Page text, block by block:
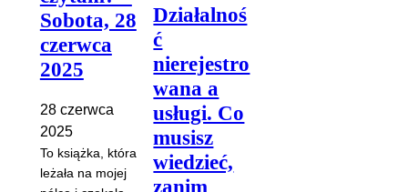
Sobota, 28
czerwca
2025
28 czerwca
2025
To książka, która
leżała na mojej
Działalnoś
ć
nierejestro
wana a
usługi. Co
musisz
wiedzieć,
zanim